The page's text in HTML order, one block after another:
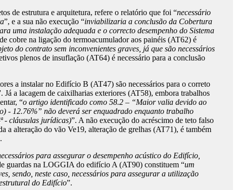
de estrutura e arquitetura, refere o relatório que foi “necessário
”, e a sua não execução “inviabilizaria a conclusão da Cobertura
uma instalação adequada e o correcto desempenho do Sistema
cobre na ligação do termoacumulador aos painéis (AT62) é
do contrato sem inconvenientes graves, já que são necessários
plenos de insuflação (AT64) é necessário para a conclusão
a instalar no Edifício B (AT47) são necessários para o correto
Já a lacagem de caixilharias exteriores (AT58), embora trabalhos
“o artigo identificado como 58.2 – “Maior valia devido ao
- 12.76%” não deverá ser enquadrado enquanto trabalho
- cláusulas jurídicas)”. A não execução do acréscimo de teto falso
a alteração do vão Ve19, alteração de grelhas (AT71), é também
para assegurar o desempenho acústico do Edifício,
guardas na LOGGIA do edifício A (AT90) constituem “um
sendo, neste caso, necessários para assegurar a utilização
do Edifício”.